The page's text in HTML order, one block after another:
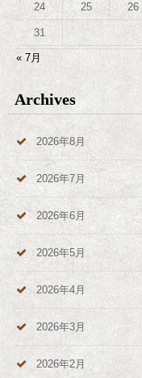
24 25 26
31
« 7月
Archives
2026年8月
2026年7月
2026年6月
2026年5月
2026年4月
2026年3月
2026年2月